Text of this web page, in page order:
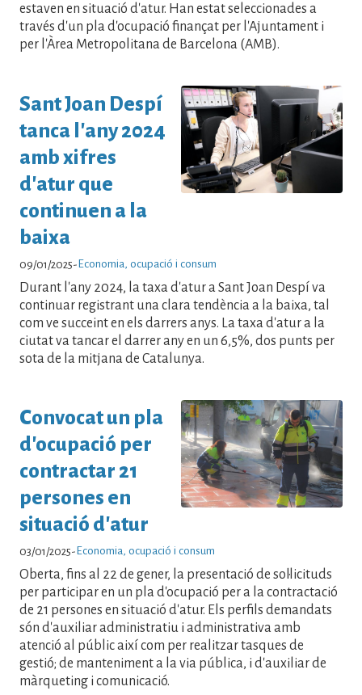
estaven en situació d'atur. Han estat seleccionades a
través d'un pla d'ocupació finançat per l'Ajuntament i
per l'Àrea Metropolitana de Barcelona (AMB).
Sant Joan Despí
tanca l'any 2024
amb xifres
d'atur que
continuen a la
baixa
09/01/2025- Economia, ocupació i consum
Durant l'any 2024, la taxa d'atur a Sant Joan Despí va
continuar registrant una clara tendència a la baixa, tal
com ve succeint en els darrers anys. La taxa d'atur a la
ciutat va tancar el darrer any en un 6,5%, dos punts per
sota de la mitjana de Catalunya.
Convocat un pla
d'ocupació per
contractar 21
persones en
situació d'atur
03/01/2025- Economia, ocupació i consum
Oberta, fins al 22 de gener, la presentació de sol·licituds
per participar en un pla d'ocupació per a la contractació
de 21 persones en situació d'atur. Els perfils demandats
són d'auxiliar administratiu i administrativa amb
atenció al públic així com per realitzar tasques de
gestió; de manteniment a la via pública, i d'auxiliar de
màrqueting i comunicació.